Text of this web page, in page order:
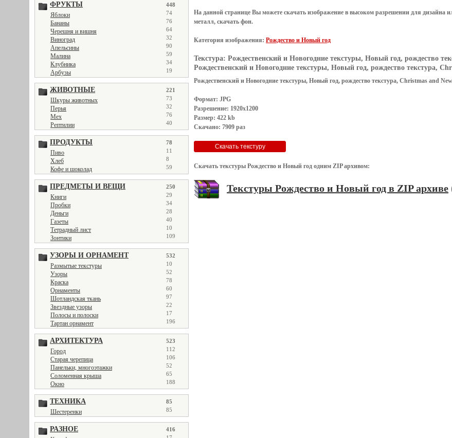
ФРУКТЫ 448
Яблоки 74
Бананы 76
Черешня и вишня 64
Виноград 32
Апельсины 90
Малина 59
Клубника 34
Арбузы 19
ЖИВОТНЫЕ 221
Шкуры животных 73
Перья 32
Мех 76
Рептилии 40
ПРОДУКТЫ 78
Пиво 11
Хлеб 8
Кофе и шоколад 59
ПРЕДМЕТЫ И ВЕЩИ 250
Книги 29
Пробки 34
Деньги 28
Газеты 40
Тетрадный лист 10
Зонтики 109
УЗОРЫ И ОРНАМЕНТ 532
Размытые текстуры 10
Узоры 52
Краска 78
Орнаменты 60
Шотландская ткань 97
Звездные узоры 22
Полосы и полоски 17
Тартан орнамент 196
АРХИТЕКТУРА 523
Город 112
Старая черепица 106
Панельки, многоэтажки 52
Соломенная крыша 65
Окно 188
ТЕХНИКА 85
Шестеренки 85
РАЗНОЕ 416
На данной странице Вы можете скачать изображение в высоком разрешении для дизайна
металл, скачать фон.
Категория изображения: Рождество и Новый год
Текстура: Рождественский и Новогодние текстуры, Новый год, рождество
Рождественский и Новогодние текстуры, Новый год, рождество текстура,
Рождественский и Новогодние текстуры, Новый год, рождество текстура, Christmas and
Формат: JPG
Разрешение: 1920x1200
Размер: 422 kb
Скачано: 7909 раз
Скачать текстуры Рождество и Новый год одним ZIP архивом:
Текстуры Рождество и Новый год в ZIP архиве